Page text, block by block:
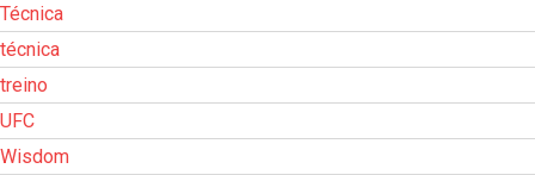
Técnica
técnica
treino
UFC
Wisdom